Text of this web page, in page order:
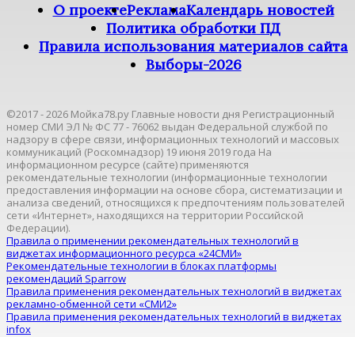
О проектеРекламаКалендарь новостей
Политика обработки ПД
Правила использования материалов сайта
Выборы-2026
©2017 - 2026 Мойка78.ру Главные новости дня Регистрационный
номер СМИ ЭЛ № ФС 77 - 76062 выдан Федеральной службой по
надзору в сфере связи, информационных технологий и массовых
коммуникаций (Роскомнадзор) 19 июня 2019 года На
информационном ресурсе (сайте) применяются
рекомендательные технологии (информационные технологии
предоставления информации на основе сбора, систематизации и
анализа сведений, относящихся к предпочтениям пользователей
сети «Интернет», находящихся на территории Российской
Федерации).
Правила о применении рекомендательных технологий в
виджетах информационного ресурса «24СМИ»
Рекомендательные технологии в блоках платформы
рекомендаций Sparrow
Правила применения рекомендательных технологий в виджетах
рекламно-обменной сети «СМИ2»
Правила применения рекомендательных технологий в виджетах
infox